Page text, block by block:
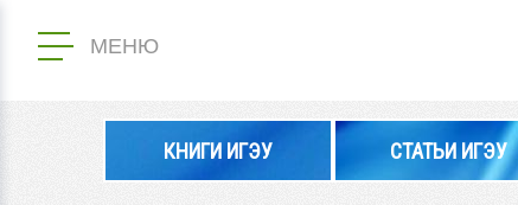
МЕНЮ
КНИГИ ИГЭУ СТАТЬИ ИГЭУ